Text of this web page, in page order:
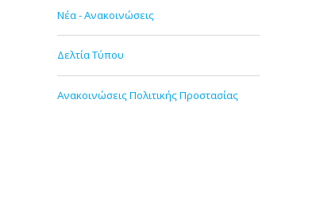
Νέα - Ανακοινώσεις
Δελτία Τύπου
Ανακοινώσεις Πολιτικής Προστασίας